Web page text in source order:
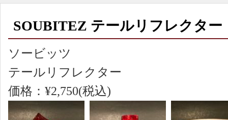
SOUBITEZ テールリフレクター
ソービッツ
テールリフレクター
価格：¥2,750(税込)